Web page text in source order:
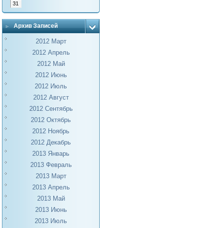
31
Архив Записей
2012 Март
2012 Апрель
2012 Май
2012 Июнь
2012 Июль
2012 Август
2012 Сентябрь
2012 Октябрь
2012 Ноябрь
2012 Декабрь
2013 Январь
2013 Февраль
2013 Март
2013 Апрель
2013 Май
2013 Июнь
2013 Июль